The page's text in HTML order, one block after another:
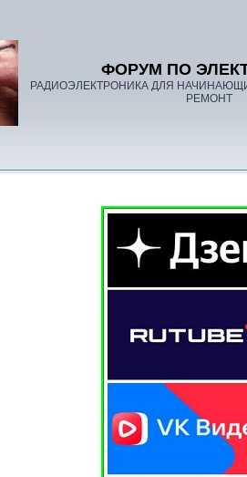
ФОРУМ ПО
РАДИОЭЛЕКТРОНИКА ДЛЯ
РЕМОНТ